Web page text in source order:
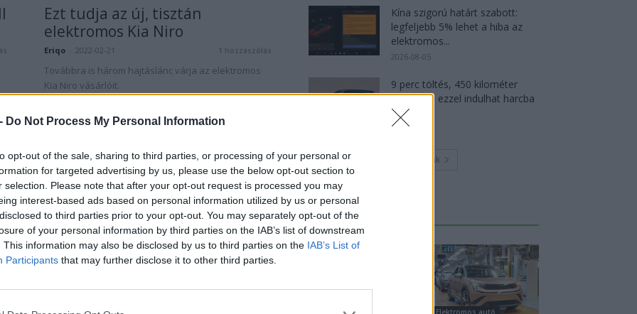
Do Not Process My Personal Information
opt-out of the sale, sharing to third parties, or processing of your personal or
for targeted advertising by us, please use the below opt-out section to
selection. Please note that after your opt-out request is processed you may
interest-based ads based on personal information utilized by us or personal
to third parties prior to your opt-out. You may separately opt-out of the
of your personal information by third parties on the IAB’s list of downstream
This information may also be disclosed by us to third parties on the IAB’s List of
Participants that may further disclose it to other third parties.
Ezt tudja az új, tisztán
elektromos Kia Niro
Eriqo 2022-02-21 1 hozzászólás
Továbbra is három hajtáslánc várja az elektromos
Kia Niro vásárlóit.
Elektromos autó
A Renault 100 százalékig
elektromos lesz 2030-tól
Kína szigorú határt szabott:
legfeljebb 5% lehet a hiba az
elektromos...
2026-08-05
9 perc töltés, 450 kilométer
hatótáv – ezzel indulhat harcba
a...
2026-08-05
Továbbiak
Legutolsó cikkek
Elektromos autó